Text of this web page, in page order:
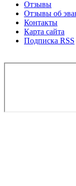
Отзывы
Отзывы об
Контакты
Карта сайта
Подписка RSS